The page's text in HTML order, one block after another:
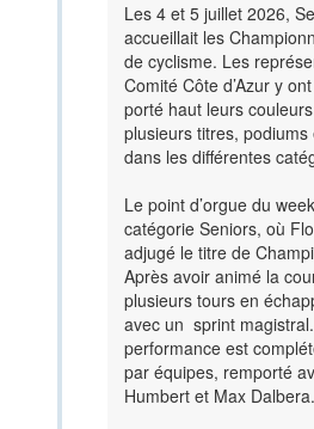
Les 4 et 5 juillet 2026,
accueillait les
de cyclisme. Les
Comité Côte d’Azur y
porté haut leurs
plusieurs titres, podiums
dans les différentes
Le point d’orgue du
catégorie Seniors, où
adjugé le titre de
Après avoir animé la
plusieurs tours en
avec un sprint
performance est
par équipes, remporté
Humbert et Max Dalbera.